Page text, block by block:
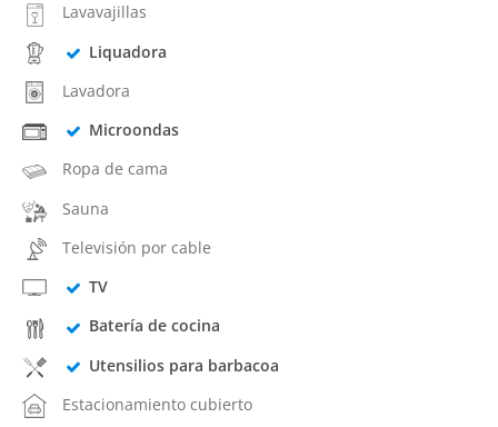
Lavavajillas
Liquadora
Lavadora
Microondas
Ropa de cama
Sauna
Televisión por cable
TV
Batería de cocina
Utensilios para barbacoa
Estacionamiento cubierto